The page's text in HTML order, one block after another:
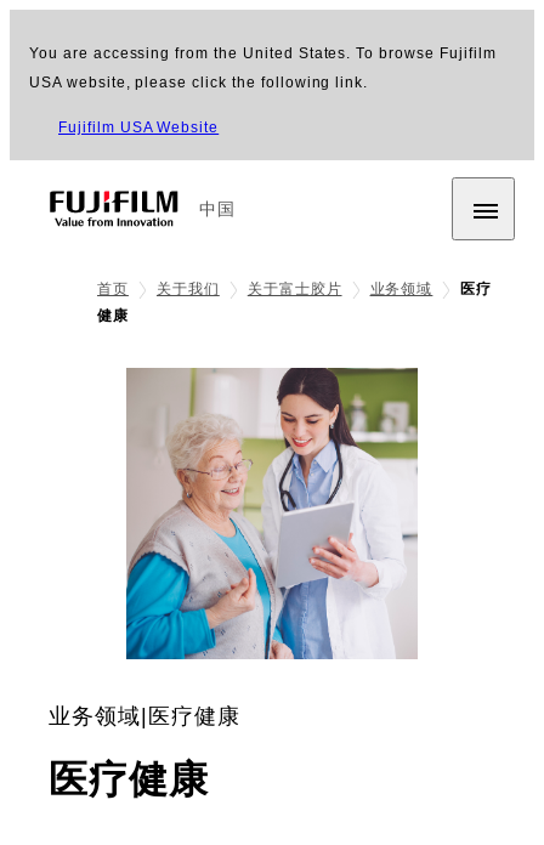
You are accessing from the United States. To browse Fujifilm
USA website, please click the following link.
Fujifilm USA Website
中国
首页 关于我们 关于富士胶片 业务领域
医疗
健康
业务领域|医疗健康
医疗健康